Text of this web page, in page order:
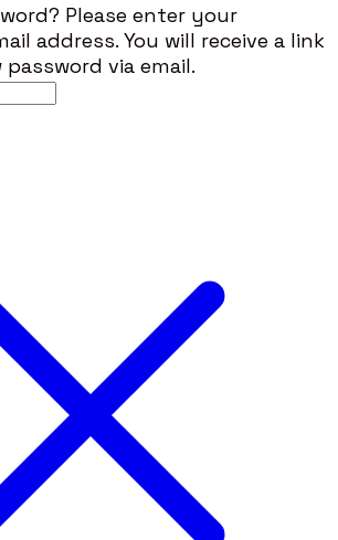
Please enter your
address. You will receive a link
via email.